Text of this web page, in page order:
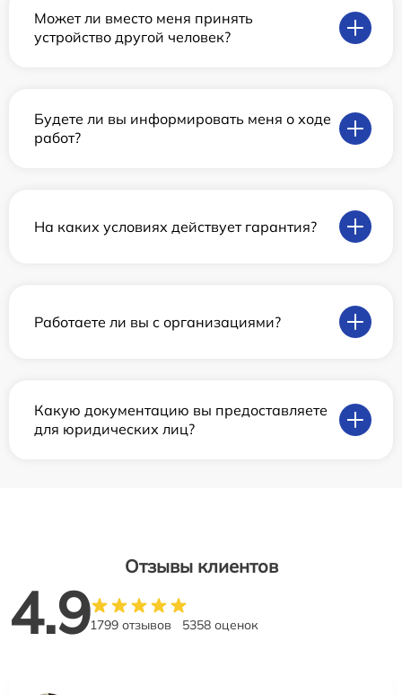
Может ли вместо меня принять
устройство другой человек?
Будете ли вы информировать меня о ходе
работ?
На каких условиях действует гарантия?
Работаете ли вы с организациями?
Какую документацию вы предоставляете
для юридических лиц?
Отзывы клиентов
4.91799 отзывов 5358 оценок